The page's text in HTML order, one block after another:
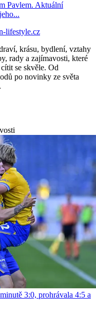
Pavlem. Aktuální
lifestyle.cz
krásu, bydlení, vztahy
rady a zajímavosti, které
se skvěle. Od
po novinky ze světa
3:0, prohrávala 4:5 a